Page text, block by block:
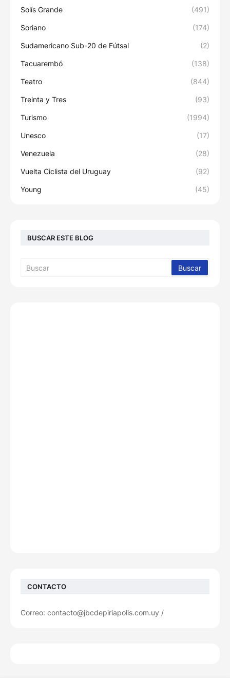
Solís Grande (491)
Soriano (174)
Sudamericano Sub-20 de Fútsal (2)
Tacuarembó (138)
Teatro (844)
Treinta y Tres (93)
Turismo (1994)
Unesco (17)
Venezuela (28)
Vuelta Ciclista del Uruguay (92)
Young (45)
BUSCAR ESTE BLOG
CONTACTO
Correo: contacto@jbcdepiriapolis.com.uy /